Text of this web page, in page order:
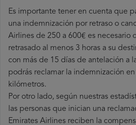
Es importante tener en cuenta que
una indemnización por retraso o
Airlines de 250 a 600€ es necesario
retrasado al menos 3 horas a su
con más de 15 días de antelación a
podrás reclamar la indemnización
kilómetros.
Por otro lado, según nuestras
las personas que inician una
Emirates Airlines reciben la